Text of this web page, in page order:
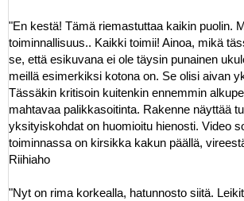
"En kestä! Tämä riemastuttaa kaikin puolin.
toiminnallisuus.. Kaikki toimii! Ainoa, mikä
se, että esikuvana ei ole täysin punainen
meillä esimerkiksi kotona on. Se olisi aivan
Tässäkin kritisoin kuitenkin ennemmin
mahtavaa palikkasoitinta. Rakenne näyttää
yksityiskohdat on huomioitu hienosti. Video
toiminnassa on kirsikka kakun päällä,
Riihiaho
"Nyt on rima korkealla, hatunnosto siitä.